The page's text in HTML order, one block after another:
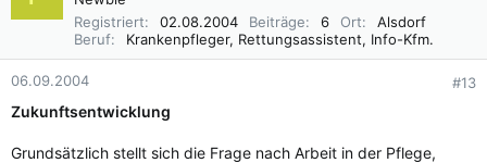
Registriert
02.08.2004 Beiträge 6 Ort
Alsdorf
Beruf
Krankenpfleger, Rettungsassistent, Info-Kfm.
06.09.2004 #13
Zukunftsentwicklung
Grundsätzlich stellt sich die Frage nach Arbeit in der Pflege,